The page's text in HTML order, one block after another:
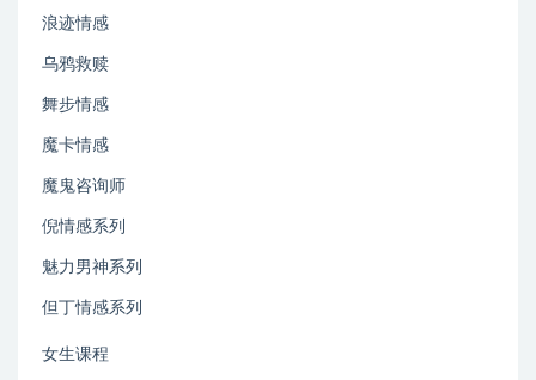
浪迹情感
乌鸦救赎
舞步情感
魔卡情感
魔鬼咨询师
倪情感系列
魅力男神系列
但丁情感系列
女生课程